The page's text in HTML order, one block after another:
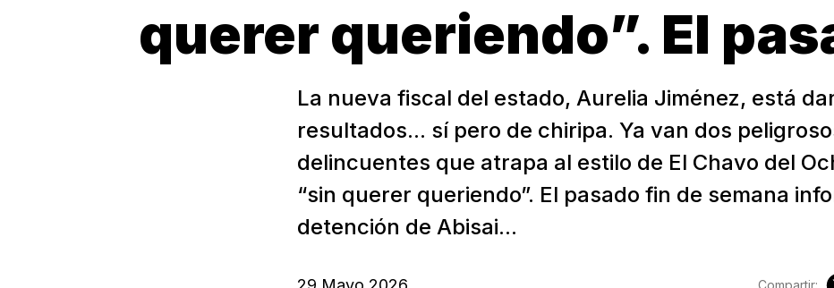
querer queriendo”. El
La nueva fiscal del estado, Aurelia Jiménez, está
resultados... sí pero de chiripa. Ya van dos
delincuentes que atrapa al estilo de El Chavo del
“sin querer queriendo”. El pasado fin de semana
detención de Abisai...